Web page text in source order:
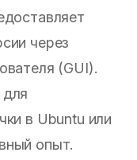
через
(GUI).
в Ubuntu или
опыт.